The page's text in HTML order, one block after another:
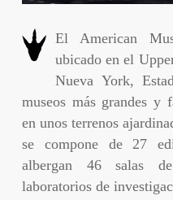
El American
ubicado en el
Nueva York,
museos más grandes y
en unos terrenos
se compone de 27
albergan 46 salas de
laboratorios de